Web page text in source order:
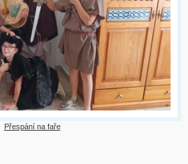
Přespání na faře